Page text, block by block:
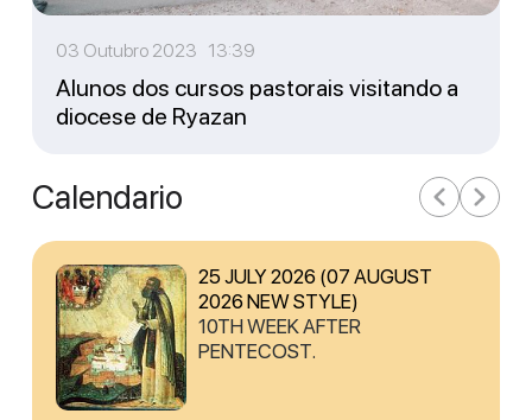
03 Outubro 2023 13:39
Alunos dos cursos pastorais visitando a
diocese de Ryazan
Calendario
25 JULY 2026 (07 AUGUST
2026 NEW STYLE)
10TH WEEK AFTER
PENTECOST.